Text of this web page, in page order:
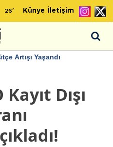
26° Künye İletişim
Artışı Yaşandı
Dışı